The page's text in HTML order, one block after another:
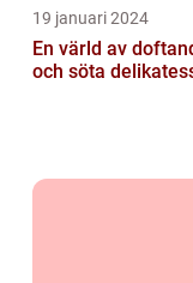
19 januari 2024
En värld av
och söta